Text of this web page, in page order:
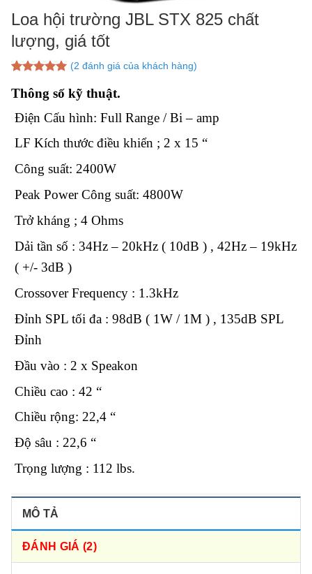
Loa hội trường JBL STX 825 chất
lượng, giá tốt
dựa trên
đánh giá
(2 đánh giá của khách hàng)
Thông số kỹ thuật.
Điện Cấu hình: Full Range / Bi – amp
LF Kích thước điều khiển ; 2 x 15 “
Công suất: 2400W
Peak Power Công suất: 4800W
Trở kháng ; 4 Ohms
Dải tần số : 34Hz – 20kHz ( 10dB ) , 42Hz – 19kHz
( +/- 3dB )
Crossover Frequency : 1.3kHz
Đỉnh SPL tối đa : 98dB ( 1W / 1M ) , 135dB SPL
Đỉnh
Đầu vào : 2 x Speakon
Chiều cao : 42 “
Chiều rộng: 22,4 “
Độ sâu : 22,6 “
Trọng lượng : 112 lbs.
MÔ TẢ
ĐÁNH GIÁ (2)